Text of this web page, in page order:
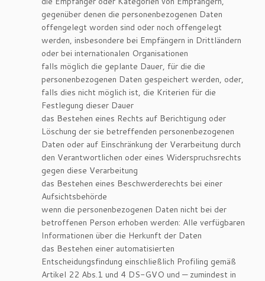
gegenüber denen die personenbezogenen Daten
offengelegt worden sind oder noch offengelegt
werden, insbesondere bei Empfängern in Drittländern
oder bei internationalen Organisationen
falls möglich die geplante Dauer, für die die
personenbezogenen Daten gespeichert werden, oder,
falls dies nicht möglich ist, die Kriterien für die
Festlegung dieser Dauer
das Bestehen eines Rechts auf Berichtigung oder
Löschung der sie betreffenden personenbezogenen
Daten oder auf Einschränkung der Verarbeitung durch
den Verantwortlichen oder eines Widerspruchsrechts
gegen diese Verarbeitung
das Bestehen eines Beschwerderechts bei einer
Aufsichtsbehörde
wenn die personenbezogenen Daten nicht bei der
betroffenen Person erhoben werden: Alle verfügbaren
Informationen über die Herkunft der Daten
das Bestehen einer automatisierten
Entscheidungsfindung einschließlich Profiling gemäß
Artikel 22 Abs.1 und 4 DS-GVO und — zumindest in